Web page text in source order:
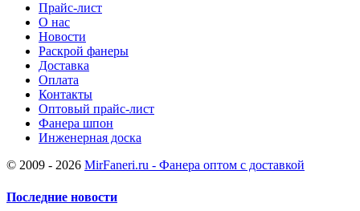
Прайс-лист
О нас
Новости
Раскрой фанеры
Доставка
Оплата
Контакты
Оптовый прайс-лист
Фанера шпон
Инженерная доска
© 2009 - 2026 MirFaneri.ru - Фанера оптом с доставкой
Последние новости